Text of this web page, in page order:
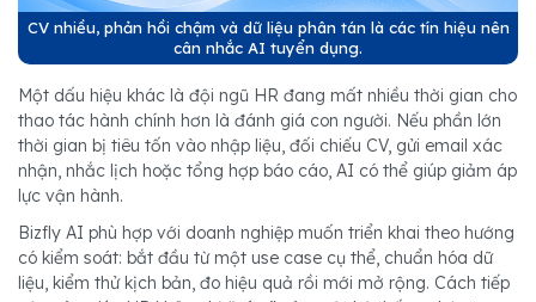
CV nhiều, phản hồi chậm và dữ liệu phân tán là các tín hiệu nên
cân nhắc AI tuyển dụng.
Một dấu hiệu khác là đội ngũ HR đang mất nhiều thời gian cho
thao tác hành chính hơn là đánh giá con người. Nếu phần lớn
thời gian bị tiêu tốn vào nhập liệu, đối chiếu CV, gửi email xác
nhận, nhắc lịch hoặc tổng hợp báo cáo, AI có thể giúp giảm áp
lực vận hành.
Bizfly AI phù hợp với doanh nghiệp muốn triển khai theo hướng
có kiểm soát: bắt đầu từ một use case cụ thể, chuẩn hóa dữ
liệu, kiểm thử kịch bản, đo hiệu quả rồi mới mở rộng. Cách tiếp